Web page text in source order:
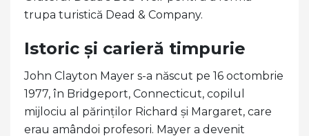
trupa turistică Dead & Company.
Istoric și carieră timpurie
John Clayton Mayer s-a născut pe 16 octombrie
1977, în Bridgeport, Connecticut, copilul
mijlociu al părinților Richard și Margaret, care
erau amândoi profesori. Mayer a devenit